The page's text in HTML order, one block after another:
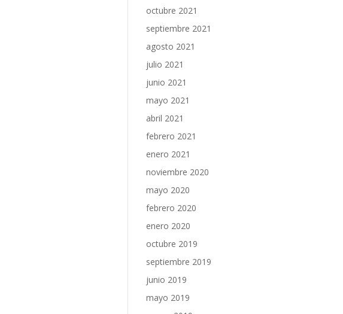
octubre 2021
septiembre 2021
agosto 2021
julio 2021
junio 2021
mayo 2021
abril 2021
febrero 2021
enero 2021
noviembre 2020
mayo 2020
febrero 2020
enero 2020
octubre 2019
septiembre 2019
junio 2019
mayo 2019